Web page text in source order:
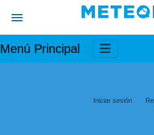
Menú Principal
Iniciar sesión